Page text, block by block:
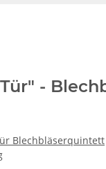
-
Blechbläserquintett